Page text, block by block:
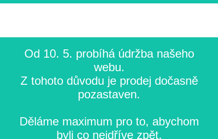
Od 10. 5. probíhá údržba našeho
webu.
Z tohoto důvodu je prodej dočasně
pozastaven.
Děláme maximum pro to, abychom
byli co nejdříve zpět.